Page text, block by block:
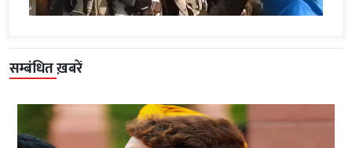
सम्बंधित ख़बरें